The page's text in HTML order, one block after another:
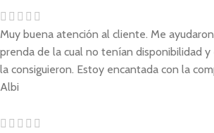
Muy buena atención al cliente. Me
prenda de la cual no tenían disponibilidad
la consiguieron. Estoy encantada con la
Albi